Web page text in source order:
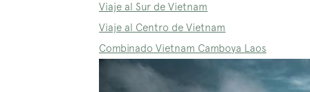
Viaje al Sur de Vietnam
Viaje al Centro de Vietnam
Combinado Vietnam Camboya Laos